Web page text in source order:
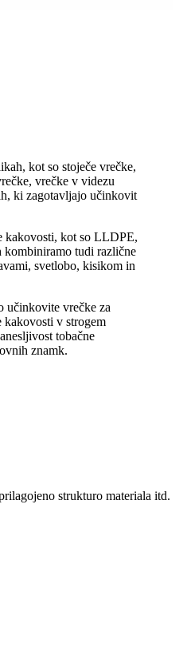
kot so stoječe vrečke,
vrečke v videzu
ki zagotavljajo učinkovit
kakovosti, kot so LLDPE,
kombiniramo tudi različne
svetlobo, kisikom in
učinkovite vrečke za
kakovosti v strogem
tobačne
znamk.
strukturo materiala itd.